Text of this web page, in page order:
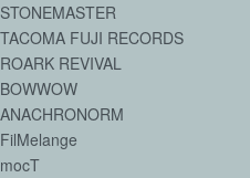
STONEMASTER
TACOMA FUJI RECORDS
ROARK REVIVAL
BOWWOW
ANACHRONORM
FilMelange
mocT